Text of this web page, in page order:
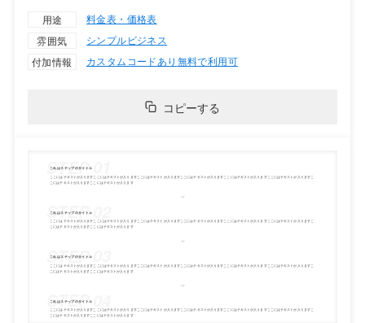
用途
料金表・価格表
雰囲気
シンプルビジネス
付加情報
カスタムコードあり 無料で利用可
コピーする